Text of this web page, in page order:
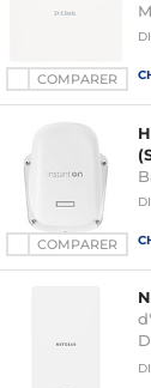
COMPARER
COMPARER